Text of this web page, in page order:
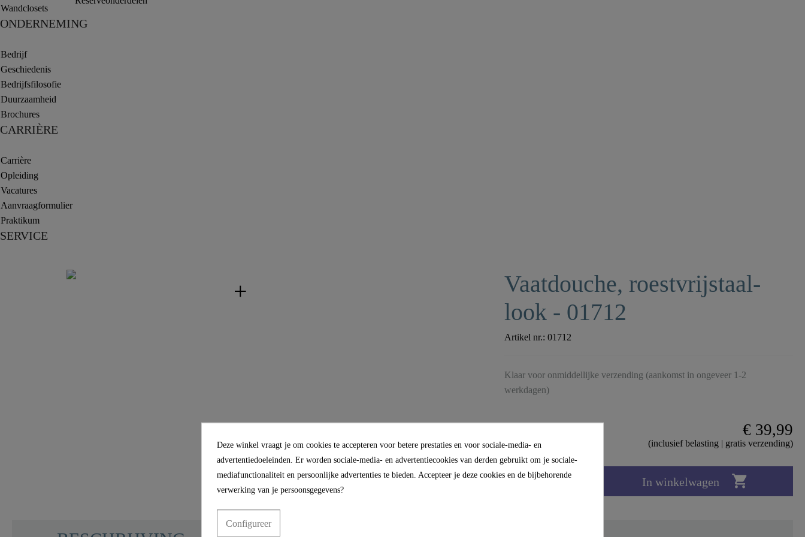
Wandclosets
ONDERNEMING
Bedrijf
Geschiedenis
Bedrijfsfilosofie
Duurzaamheid
Brochures
CARRIÈRE
Carrière
Opleiding
Vacatures
Aanvraagformulier
Praktikum
SERVICE
Vaatdouche, roestvrijstaal-
look - 01712
Artikel nr.:01712
Klaar voor onmiddellijke verzending (aankomst in ongeveer 1-2
werkdagen)
€ 39,99
(inclusief belasting | gratis verzending)
In winkelwagen 
Deze winkel vraagt je om cookies te accepteren voor betere prestaties en voor sociale-media- en
advertentiedoeleinden. Er worden sociale-media- en advertentiecookies van derden gebruikt om je sociale-
mediafunctionaliteit en persoonlijke advertenties te bieden. Accepteer je deze cookies en de bijbehorende
verwerking van je persoonsgegevens?
Configureer